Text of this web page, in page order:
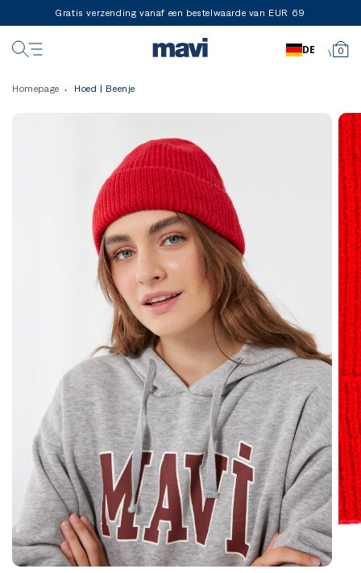
Gratis verzending vanaf een bestelwaarde van EUR 69
0
DE
Homepage Hoed | Beenje